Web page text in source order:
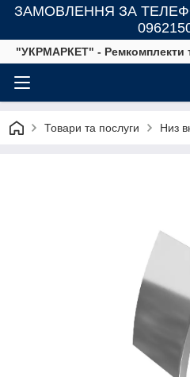
ЗАМОВЛЕННЯ ЗА
"УКРМАРКЕТ" - Ремкомплекти
Товари та послуги Низ